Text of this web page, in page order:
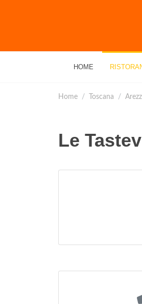
HOME
Home Toscana
Le